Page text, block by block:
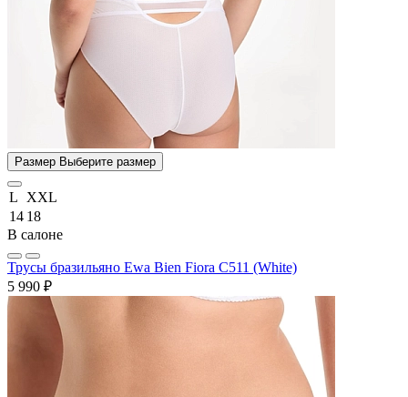
Размер Выберите размер
L
XXL
14 18
В салоне
Трусы бразильяно Ewa Bien Fiora C511 (White)
5 990 ₽